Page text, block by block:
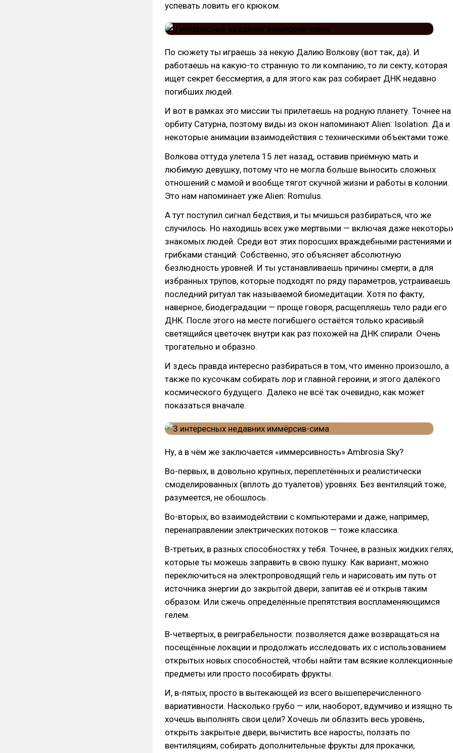
успевать ловить его крюком.
По сюжету ты играешь за некую Далию Волкову (вот так, да). И
работаешь на какую-то странную то ли компанию, то ли секту, которая
ищет секрет бессмертия, а для этого как раз собирает ДНК недавно
погибших людей.
И вот в рамках это миссии ты прилетаешь на родную планету. Точнее на
орбиту Сатурна, поэтому виды из окон напоминают Alien: Isolation. Да и
некоторые анимации взаимодействия с техническими объектами тоже.
Волкова оттуда улетела 15 лет назад, оставив приёмную мать и
любимую девушку, потому что не могла больше выносить сложных
отношений с мамой и вообще тягот скучной жизни и работы в колонии.
Это нам напоминает уже Alien: Romulus.
А тут поступил сигнал бедствия, и ты мчишься разбираться, что же
случилось. Но находишь всех уже мертвыми — включая даже
знакомых людей. Среди вот этих поросших враждебными растениями и
грибками станций. Собственно, это объясняет абсолютную
безлюдность уровней. И ты устанавливаешь причины смерти, а для
избранных трупов, которые подходят по ряду параметров, устраиваешь
последний ритуал так называемой биомедитации. Хотя по факту,
наверное, биодеградации — проще говоря, расщепляешь тело ради его
ДНК. После этого на месте погибшего остаётся только красивый
светящийся цветочек внутри как раз похожей на ДНК спирали. Очень
трогательно и образно.
И здесь правда интересно разбираться в том, что именно произошло, а
также по кусочкам собирать лор и главной героини, и этого далёкого
космического будущего. Далеко не всё так очевидно, как может
показаться вначале.
Ну, а в чём же заключается «‎иммерсивность» Ambrosia Sky?
Во-первых, в довольно крупных, переплетённых и реалистически
смоделированных (вплоть до туалетов) уровнях. Без вентиляций тоже,
разумеется, не обошлось.
Во-вторых, во взаимодействии с компьютерами и даже, например,
перенаправлении электрических потоков — тоже классика.
В-третьих, в разных способностях у тебя. Точнее, в разных жидких гелях,
которые ты можешь заправить в свою пушку. Как вариант, можно
переключиться на электропроводящий гель и нарисовать им путь от
источника энергии до закрытой двери, запитав её и открыв таким
образом. Или сжечь определённые препятствия воспламеняющимся
гелем.
В-четвертых, в реиграбельности: позволяется даже возвращаться на
посещённые локации и продолжать исследовать их с использованием
открытых новых способностей, чтобы найти там всякие коллекционные
предметы или просто пособирать фрукты.
И, в-пятых, просто в вытекающей из всего вышеперечисленного
вариативности. Насколько грубо — или, наоборот, вдумчиво и изящно
хочешь выполнять свои цели? Хочешь ли облазить весь уровень,
открыть закрытые двери, вычистить все наросты, ползать по
вентиляциям, собирать дополнительные фрукты для прокачки,